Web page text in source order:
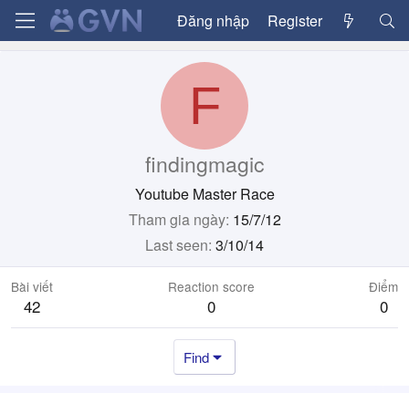
Đăng nhập Register
F
findingmagic
Youtube Master Race
Tham gia ngày 15/7/12
Last seen 3/10/14
Bài viết
42
Reaction score
0
Điểm
0
Find